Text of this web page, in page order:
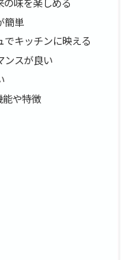
簡単
キッチンに映える
ンスが良い
能や特徴